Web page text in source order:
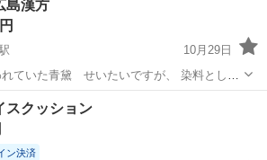
漢方
10月29日
た青黛 せいたいですが、 染料として
町駅
スクッション
ン決済